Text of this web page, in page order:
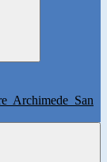
Archimede San